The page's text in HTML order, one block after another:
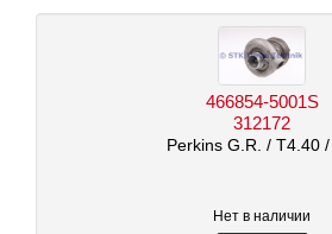
466854-5001S
312172
Perkins G.R. / T4.40
Нет в наличии